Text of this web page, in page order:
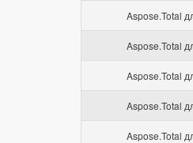
Aspose.Total
Aspose.Total
Aspose.Total
Aspose.Total
Aspose.Total